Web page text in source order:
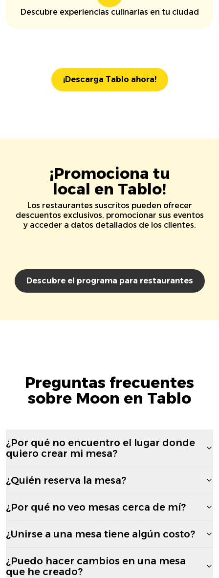
Descubre experiencias culinarias en tu ciudad
¡Descarga Tablo ahora!
¡Promociona tu
local en Tablo!
Los restaurantes suscritos pueden ofrecer
descuentos exclusivos, promocionar sus eventos
y acceder a datos detallados de los clientes.
Descubre el programa para restaurantes
Preguntas frecuentes
sobre Moon en Tablo
¿Por qué no encuentro el lugar donde
quiero crear mi mesa?
¿Quién reserva la mesa?
¿Por qué no veo mesas cerca de mí?
¿Unirse a una mesa tiene algún costo?
¿Puedo hacer cambios en una mesa
que he creado?